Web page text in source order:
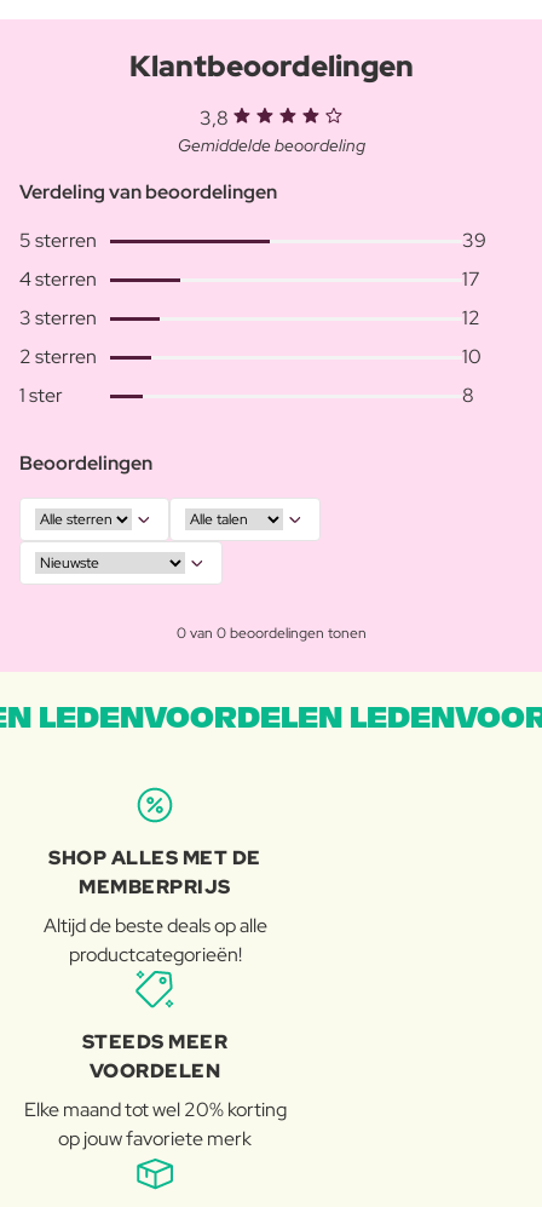
Klantbeoordelingen
3,8
Gemiddelde beoordeling
Verdeling van beoordelingen
5 sterren
39
4 sterren
17
3 sterren
12
2 sterren
10
1 ster
8
Beoordelingen
0 van 0 beoordelingen tonen
LEDENVOORDELEN
SHOP ALLES MET DE
MEMBERPRIJS
Altijd de beste deals op alle
productcategorieën!
STEEDS MEER
VOORDELEN
Elke maand tot wel 20% korting
op jouw favoriete merk